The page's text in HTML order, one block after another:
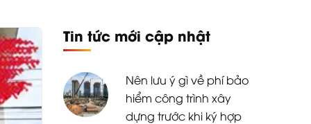
Tin tức mới cập nhật
Nên lưu ý gì về phí bảo
hiểm công trình xây
dựng trước khi ký hợp